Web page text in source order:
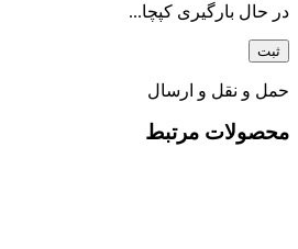
در حال بارگیری کپچا...
حمل و نقل و ارسال
محصولات مرتبط